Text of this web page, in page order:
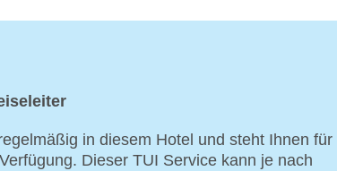
in diesem Hotel und steht Ihnen für
Dieser TUI Service kann je nach